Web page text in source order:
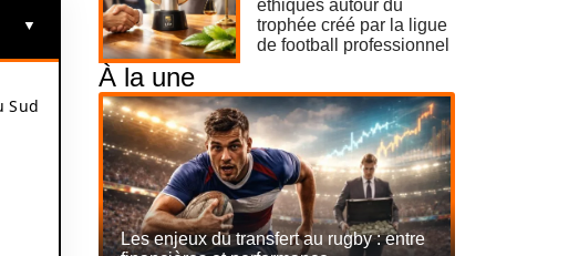
Sud
éthiques autour du
trophée créé par la ligue
de football professionnel
À la une
Les enjeux du transfert au rugby : entre